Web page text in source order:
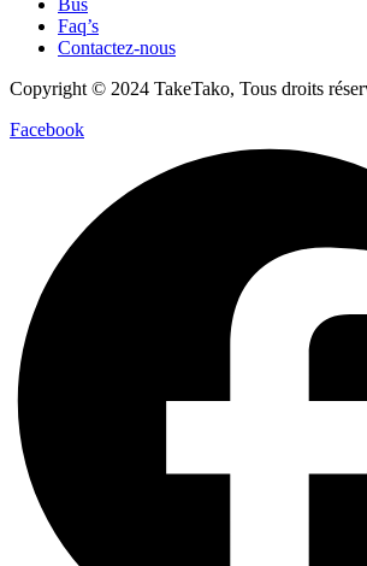
Bus
Faq’s
Contactez-nous
Copyright © 2024 TakeTako, Tous droits
Facebook